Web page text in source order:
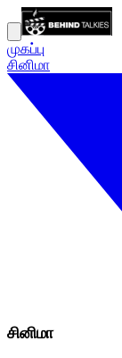
முகப்பு
சினிமா
சினிமா